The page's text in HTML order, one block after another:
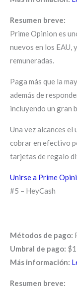
Resumen breve:
Prime Opinion es
nuevos en los EAU,
remuneradas.
Paga más que la
además de
incluyendo un gran
Una vez alcances el
cobrar en efectivo
tarjetas de regalo
Unirse a Prime
#5 – HeyCash
Métodos de pago:
Umbral de pago: $1
Más información:
Resumen breve: